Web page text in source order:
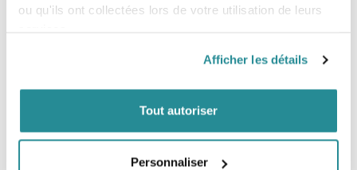
ou qu'ils ont collectées lors de votre utilisation de leurs
Afficher les détails
Tout autoriser
Personnaliser